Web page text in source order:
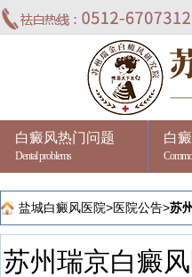
白癜风热门问题
Dental problems
白
盐城白癜风医院>医院公告>苏
苏州瑞京白癜